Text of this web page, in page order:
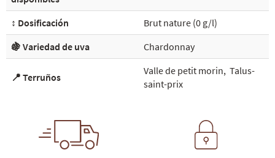
↕️ Dosificación
Brut nature (0 g/l)
🍇 Variedad de uva
Chardonnay
📍 Terruños
Valle de petit morin, Talus-
saint-prix